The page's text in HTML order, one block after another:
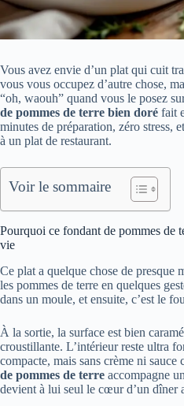
Vous avez envie d’un plat qui cuit
vous vous occupez d’autre chose,
“oh, waouh” quand vous le posez
de pommes de terre bien doré fait
minutes de préparation, zéro stress,
à un plat de restaurant.
Voir le sommaire
Pourquoi ce fondant de pommes de
vie
Ce plat a quelque chose de presque
les pommes de terre en quelques
dans un moule, et ensuite, c’est le
À la sortie, la surface est bien
croustillante. L’intérieur reste ultra
compacte, mais sans crème ni sauce
de pommes de terre accompagne
devient à lui seul le cœur d’un dîner